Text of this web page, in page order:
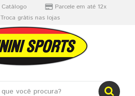
Catálogo
Parcele em até 12x
Troca grátis nas lojas